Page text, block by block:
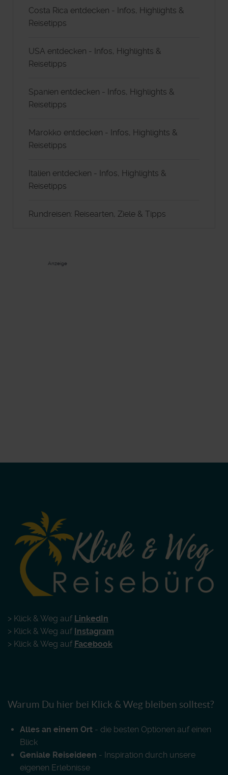
Costa Rica entdecken - Infos, Highlights &
Reisetipps
USA entdecken - Infos, Highlights &
Reisetipps
Spanien entdecken - Infos, Highlights &
Reisetipps
Marokko entdecken - Infos, Highlights &
Reisetipps
Italien entdecken - Infos, Highlights &
Reisetipps
Rundreisen: Reisearten, Ziele & Tipps
Anzeige
> Klick & Weg auf LinkedIn
> Klick & Weg auf Instagram
> Klick & Weg auf Facebook
Warum Du hier bei Klick & Weg bleiben solltest?
Alles an einem Ort - die besten Optionen auf einen
Blick
Geniale Reiseideen - Inspiration durch unsere
eigenen Erlebnisse